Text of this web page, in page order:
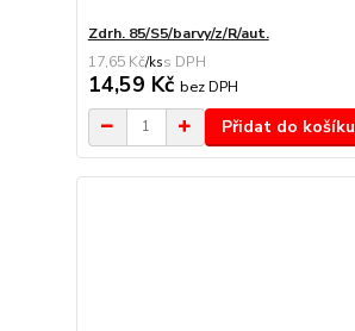
Zdrh. 85/S5/barvy/z/R/aut.
17,65 Kč/ks
14,59 Kč bez DPH
Přidat do košíku